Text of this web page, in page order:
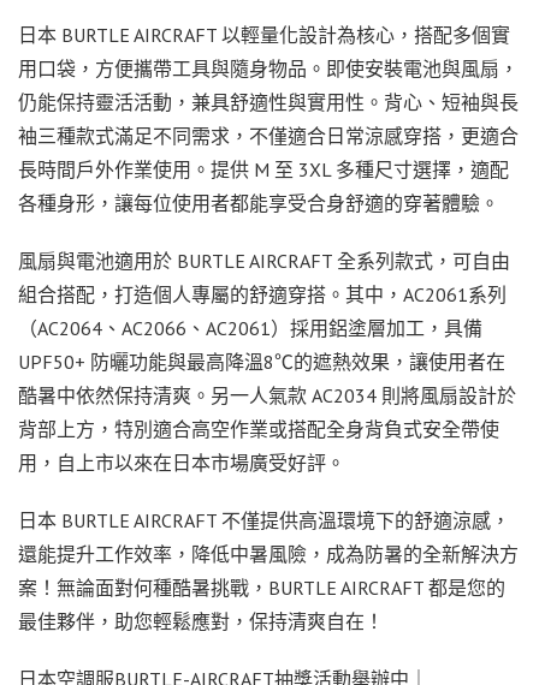
日本 BURTLE AIRCRAFT 以輕量化設計為核心，搭配多個實
用口袋，方便攜帶工具與隨身物品。即使安裝電池與風扇，
仍能保持靈活活動，兼具舒適性與實用性。背心、短袖與長
袖三種款式滿足不同需求，不僅適合日常涼感穿搭，更適合
長時間戶外作業使用。提供 M 至 3XL 多種尺寸選擇，適配
各種身形，讓每位使用者都能享受合身舒適的穿著體驗。
風扇與電池適用於 BURTLE AIRCRAFT 全系列款式，可自由
組合搭配，打造個人專屬的舒適穿搭。其中，AC2061系列
（AC2064、AC2066、AC2061）採用鋁塗層加工，具備
UPF50+ 防曬功能與最高降溫8℃的遮熱效果，讓使用者在
酷暑中依然保持清爽。另一人氣款 AC2034 則將風扇設計於
背部上方，特別適合高空作業或搭配全身背負式安全帶使
用，自上市以來在日本市場廣受好評。
日本 BURTLE AIRCRAFT 不僅提供高溫環境下的舒適涼感，
還能提升工作效率，降低中暑風險，成為防暑的全新解決方
案！無論面對何種酷暑挑戰，BURTLE AIRCRAFT 都是您的
最佳夥伴，助您輕鬆應對，保持清爽自在！
日本空調服BURTLE-AIRCRAFT抽獎活動舉辦中｜